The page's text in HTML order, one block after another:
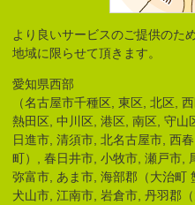
より良いサービスのご提供のた
地域に限らせて頂きます。
愛知県西部
（名古屋市千種区, 東区, 北区,
熱田区, 中川区, 港区, 南区, 守山
日進市, 清須市, 北名古屋市, 西
町）, 春日井市, 小牧市, 瀬戸市,
弥富市, あま市, 海部郡（大治町
犬山市, 江南市, 岩倉市, 丹羽郡